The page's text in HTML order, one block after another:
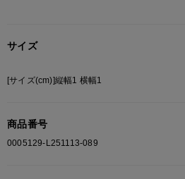
サイズ
[サイズ(cm)]縦幅1 横幅1
商品番号
0005129-L251113-089